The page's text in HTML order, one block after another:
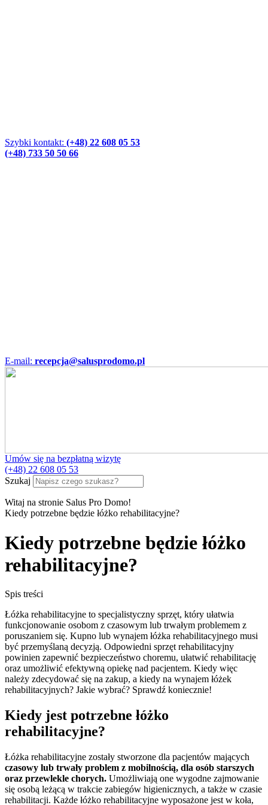
Szybki kontakt: (+48) 22 608 05 53
(+48) 733 50 50 66
E-mail: recepcja@salusprodomo.pl
Umów się na bezpłatną wizytę
(+48) 22 608 05 53
Szukaj
Witaj na stronie Salus Pro Domo!
Kiedy potrzebne będzie łóżko rehabilitacyjne?
Kiedy potrzebne będzie łóżko
rehabilitacyjne?
Spis treści
Łóżka rehabilitacyjne to specjalistyczny sprzęt, który ułatwia
funkcjonowanie osobom z czasowym lub trwałym problemem z
poruszaniem się. Kupno lub wynajem łóżka rehabilitacyjnego musi
być przemyślaną decyzją. Odpowiedni sprzęt rehabilitacyjny
powinien zapewnić bezpieczeństwo choremu, ułatwić rehabilitację
oraz umożliwić efektywną opiekę nad pacjentem. Kiedy więc
należy zdecydować się na zakup, a kiedy na wynajem łóżek
rehabilitacyjnych? Jakie wybrać? Sprawdź koniecznie!
Kiedy jest potrzebne łóżko
rehabilitacyjne?
Łóżka rehabilitacyjne zostały stworzone dla pacjentów mających
czasowy lub trwały problem z mobilnością, dla osób starszych
oraz przewlekle chorych. Umożliwiają one wygodne zajmowanie
się osobą leżącą w trakcie zabiegów higienicznych, a także w czasie
rehabilitacji. Każde łóżko rehabilitacyjne wyposażone jest w koła,